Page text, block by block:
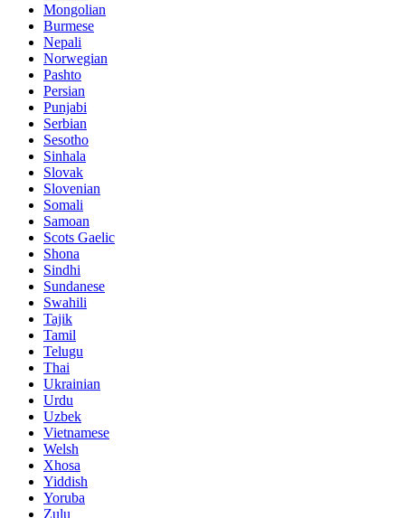
Mongolian
Burmese
Nepali
Norwegian
Pashto
Persian
Punjabi
Serbian
Sesotho
Sinhala
Slovak
Slovenian
Somali
Samoan
Scots Gaelic
Shona
Sindhi
Sundanese
Swahili
Tajik
Tamil
Telugu
Thai
Ukrainian
Urdu
Uzbek
Vietnamese
Welsh
Xhosa
Yiddish
Yoruba
Zulu